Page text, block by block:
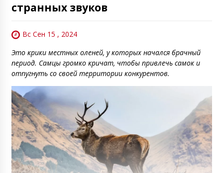
странных звуков
Вс Сен 15 , 2024
Это крики местных оленей, у которых начался брачный
период. Самцы громко кричат, чтобы привлечь самок и
отпугнуть со своей территории конкурентов.